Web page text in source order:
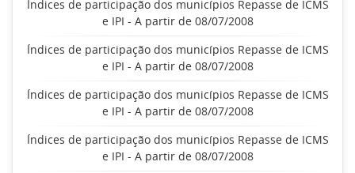
Índices de participação dos municípios Repasse de ICMS
e IPI - A partir de 08/07/2008
Índices de participação dos municípios Repasse de ICMS
e IPI - A partir de 08/07/2008
Índices de participação dos municípios Repasse de ICMS
e IPI - A partir de 08/07/2008
Índices de participação dos municípios Repasse de ICMS
e IPI - A partir de 08/07/2008